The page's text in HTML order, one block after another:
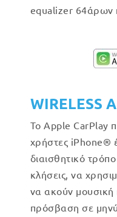
equalizer 64άρων
WIRELESS
Το Apple CarPlay
χρήστες iPhone®
διαισθητικό
κλήσεις, να
να ακούν μουσική
πρόσβαση σε